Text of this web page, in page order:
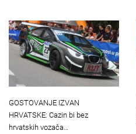
GOSTOVANJE IZVAN
HRVATSKE: Cazin bi bez
hrvatskih vozača…